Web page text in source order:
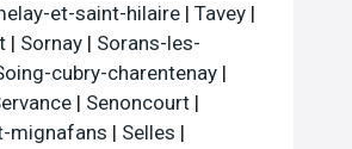
et-saint-hilaire | Tavey |
| Sornay | Sorans-les-
cubry-charentenay |
| Senoncourt |
mignafans | Selles |